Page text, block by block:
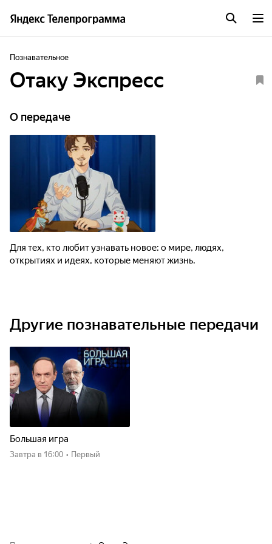
Познавательное
Отаку Экспресс
О передаче
Для тех, кто любит узнавать новое: о мире, людях,
открытиях и идеях, которые меняют жизнь.
Другие познавательные передачи
Большая игра
Завтра в 16:00 • Первый